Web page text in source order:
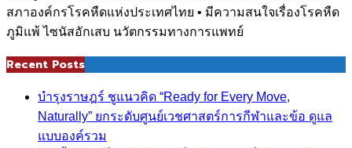
สภาองค์กรโรคหืดแห่งประเทศไทย • มีความสนใจเรื่องโรคหืด
ภูมิแพ้ ไซนัสอักเสบ นวัตกรรมทางการแพทย์
Recent Posts
บำรุงราษฎร์ ชูแนวคิด “Ready for Every Move,
Naturally” ยกระดับศูนย์เวชศาสตร์การกีฬาและข้อ ดูแล
แบบองค์รวม